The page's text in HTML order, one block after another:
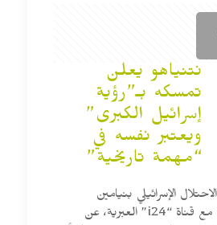
نتنياهو يعلن
تمسكه بـ”رؤية
إسرائيل الكبرى”
ويعتبر نفسه في
“مهمة تاريخية”
الإسرائيلي بنيامين
نتنياهو، في مقابلة مع قناة “i24” العبرية، عن